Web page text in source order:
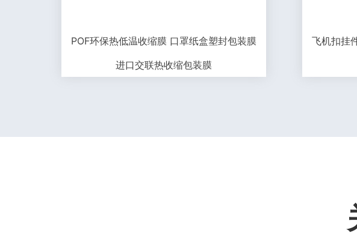
POF环保热低温收缩膜 口罩纸盒塑封包装膜
进口交联热收缩包装膜
飞机扣挂